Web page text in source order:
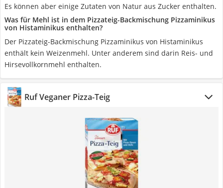
Es können aber einige Zutaten von Natur aus Zucker enthalten.
Was für Mehl ist in dem Pizzateig-Backmischung Pizzaminikus
von Histaminikus enthalten?
Der Pizzateig-Backmischung Pizzaminikus von Histaminikus
enthält kein Weizenmehl. Unter anderem sind darin Reis- und
Hirsevollkornmehl enthalten.
Ruf Veganer Pizza-Teig